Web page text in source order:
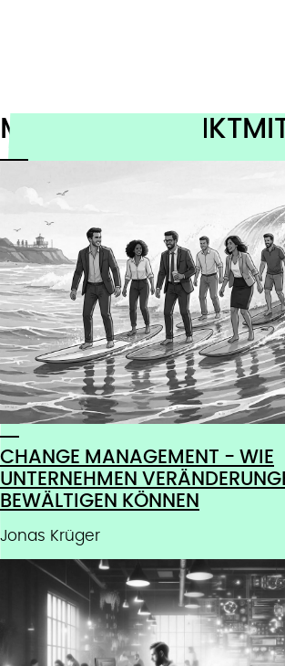
MEHR VON
CHANGE MANAGEMENT - WIE
UNTERNEHMEN
BEWÄLTIGEN KÖNNEN
Jonas Krüger